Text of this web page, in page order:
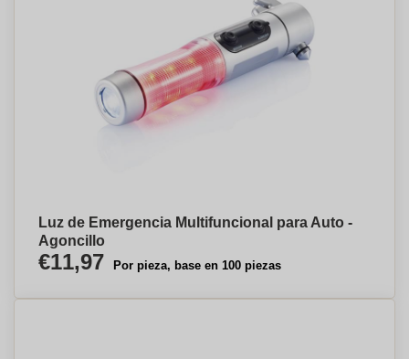
Luz de Emergencia Multifuncional para Auto -
Agoncillo
€11,97 Por pieza, base en 100 piezas